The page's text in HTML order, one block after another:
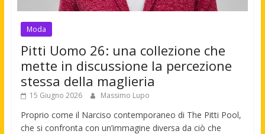
Moda
Pitti Uomo 26: una collezione che
mette in discussione la percezione
stessa della maglieria
15 Giugno 2026 Massimo Lupo
Proprio come il Narciso contemporaneo di The Pitti Pool,
che si confronta con un’immagine diversa da ciò che